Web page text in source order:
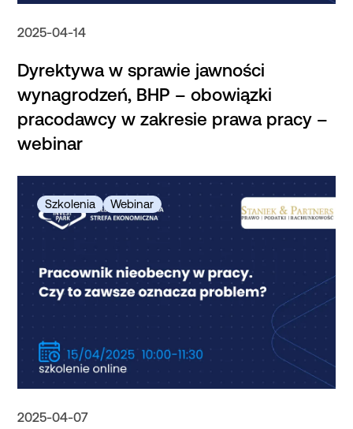
2025-04-14
Dyrektywa w sprawie jawności
wynagrodzeń, BHP – obowiązki
pracodawcy w zakresie prawa pracy –
webinar
2025-04-07